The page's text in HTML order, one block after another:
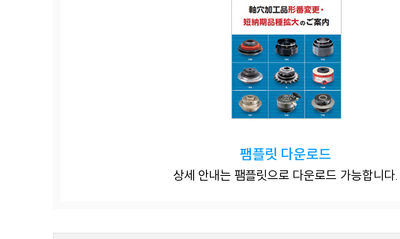
팸플릿 다운로드
상세 안내는 팸플릿으로 다운로드 가능합니다.